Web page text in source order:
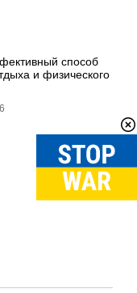
способ
и физического